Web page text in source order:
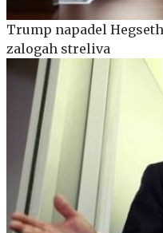
Trump napadel
zalogah streliva